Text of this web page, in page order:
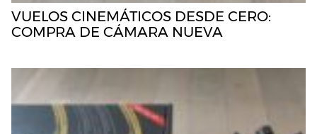
VUELOS CINEMÁTICOS DESDE CERO:
COMPRA DE CÁMARA NUEVA